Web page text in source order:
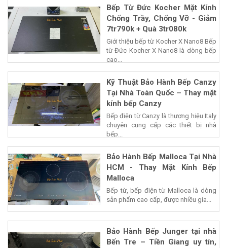
Bếp Từ Đức Kocher Mặt Kính
Chống Trầy, Chống Vỡ - Giảm
7tr790k + Quà 3tr080k
Giới thiệu bếp từ Kocher X Nano8 Bếp
từ Đức Kocher X Nano8 là dòng bếp
cao...
Kỹ Thuật Bảo Hành Bếp Canzy
Tại Nhà Toàn Quốc – Thay mặt
kính bếp Canzy
Bếp điện từ Canzy là thương hiệu Italy
chuyên cung cấp các thiết bị nhà
bếp...
Bảo Hành Bếp Malloca Tại Nhà
HCM - Thay Mặt Kính Bếp
Malloca
Bếp từ, bếp điện từ Malloca là dòng
sản phẩm cao cấp, được nhiều gia...
Bảo Hành Bếp Junger tại nhà
Bến Tre – Tiền Giang uy tín,